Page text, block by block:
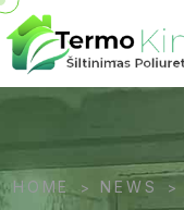
HOME > NEWS >